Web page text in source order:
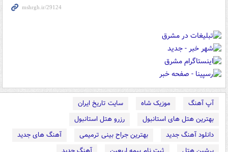
آپ آهنگ موزیک شاه
سایت تاریخ ایران
بهترین هتل های استانبول
رزرو هتل استانبول
دانلود آهنگ جدید
بهترین جراح بینی ترمیمی
آهنگ های جدید